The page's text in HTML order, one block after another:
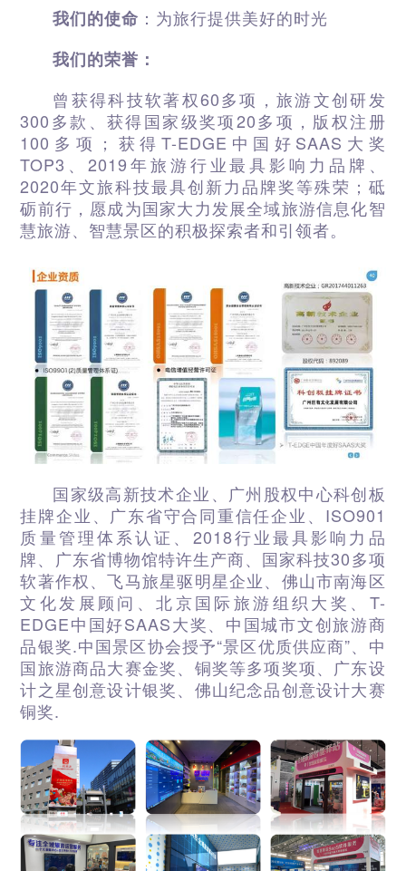
我们的使命 ：为旅行提供美好的时光
我们的荣誉：
曾获得科技软著权60多项，旅游文创研发
300多款、获得国家级奖项20多项，版权注册
100多项；获得T-EDGE中国好SAAS大奖
TOP3、2019年旅游行业最具影响力品牌、
2020年文旅科技最具创新力品牌奖等殊荣；砥
砺前行，愿成为国家大力发展全域旅游信息化智
慧旅游、智慧景区的积极探索者和引领者。
国家级高新技术企业、广州股权中心科创板
挂牌企业、广东省守合同重信任企业、ISO901
质量管理体系认证、2018行业最具影响力品
牌、广东省博物馆特许生产商、国家科技30多项
软著作权、飞马旅星驱明星企业、佛山市南海区
文化发展顾问、北京国际旅游组织大奖、T-
EDGE中国好SAAS大奖、中国城市文创旅游商
品银奖.中国景区协会授予“景区优质供应商”、中
国旅游商品大赛金奖、铜奖等多项奖项、广东设
计之星创意设计银奖、佛山纪念品创意设计大赛
铜奖.